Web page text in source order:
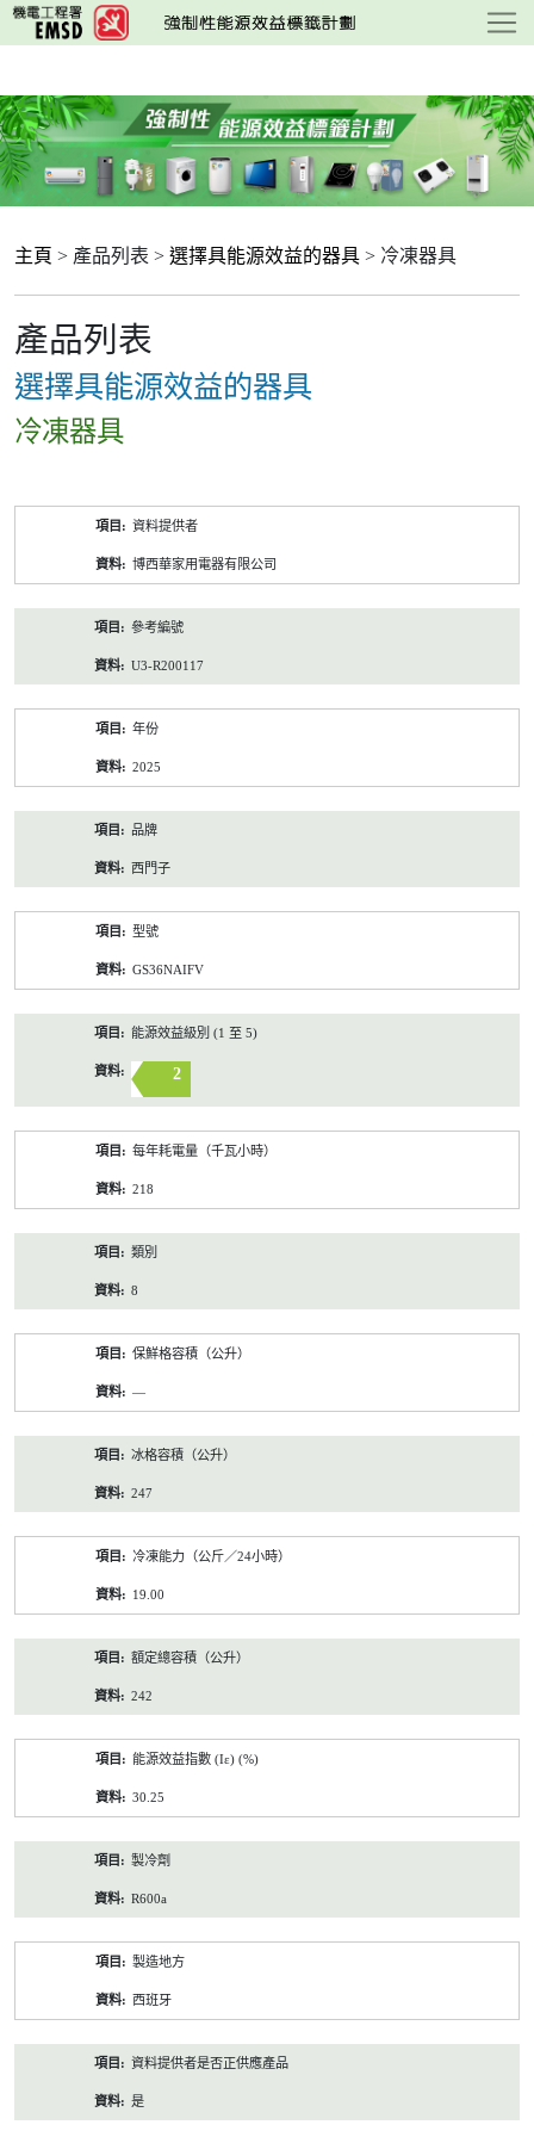
跳
至
要
內
容
主頁 > 產品列表 > 選擇具能源效益的器具 > 冷凍器具
產品列表
選擇具能源效益的器具
冷凍器具
資料提供者
博西華家用電器有限公司
參考編號
U3-R200117
年份
2025
品牌
西門子
型號
GS36NAIFV
能源效益級別 (1 至 5)
2
每年耗電量（千瓦小時）
218
類別
8
保鮮格容積（公升）
—
冰格容積（公升）
247
冷凍能力（公斤／24小時）
19.00
額定總容積（公升）
242
能源效益指數 (Iε) (%)
30.25
製冷劑
R600a
製造地方
西班牙
資料提供者是否正供應產品
是